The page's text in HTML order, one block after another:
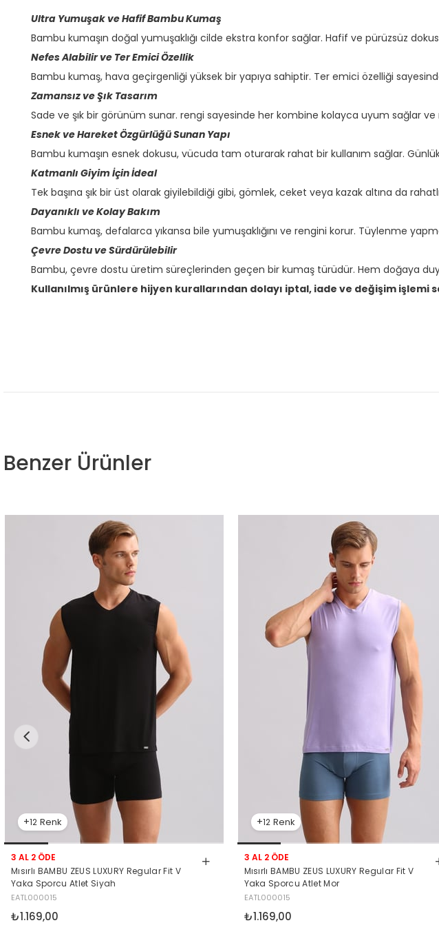
Ultra Yumuşak ve Hafif Bambu Kumaş
Bambu kumaşın doğal yumuşaklığı cilde ekstra konfor sağlar. Hafif ve pürüzsüz
Nefes Alabilir ve Ter Emici Özellik
Bambu kumaş, hava geçirgenliği yüksek bir yapıya sahiptir. Ter emici özelliği
Zamansız ve Şık Tasarım
Sade ve şık bir görünüm sunar. rengi sayesinde her kombine kolayca uyum sağlar ve
Esnek ve Hareket Özgürlüğü Sunan Yapı
Bambu kumaşın esnek dokusu, vücuda tam oturarak rahat bir kullanım sağlar.
Katmanlı Giyim İçin İdeal
Tek başına şık bir üst olarak giyilebildiği gibi, gömlek, ceket veya kazak altına da
Dayanıklı ve Kolay Bakım
Bambu kumaş, defalarca yıkansa bile yumuşaklığını ve rengini korur. Tüylenme
Çevre Dostu ve Sürdürülebilir
Bambu, çevre dostu üretim süreçlerinden geçen bir kumaş türüdür. Hem doğaya
Kullanılmış ürünlere hijyen kurallarından dolayı iptal, iade ve değişim işlemi
Benzer Ürünler
12
3 AL 2 ÖDE
Mısırlı BAMBU ZEUS LUXURY Regular Fit V
Yaka Sporcu Atlet Siyah
EATL000015
₺1.169,00
12
3 AL 2 ÖDE
Mısırlı BAMBU ZEUS LUXURY Regular Fit V
Yaka Sporcu Atlet Mor
EATL000015
₺1.169,00